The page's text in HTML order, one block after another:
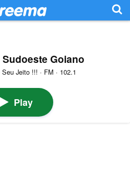
Sudoeste Goiano
Jeito !!! · FM · 102.1
Play